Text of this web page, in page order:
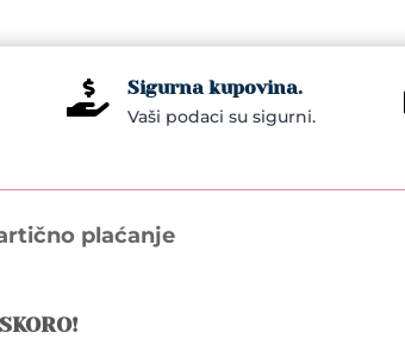
 Sigurna kupovina.
Vaši podaci su sigurni.
plaćanje